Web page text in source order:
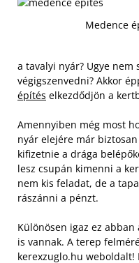
Medence
a tavalyi nyár? Ugye
végigszenvedni? Akkor
építés elkezdődjön a
Amennyiben még most
nyár elejére már
kifizetnie a drága
lesz csupán kimenni a
nem kis feladat, de a
rászánni a pénzt.
Különösen igaz ez
is vannak. A terep
kerexzuglo.hu